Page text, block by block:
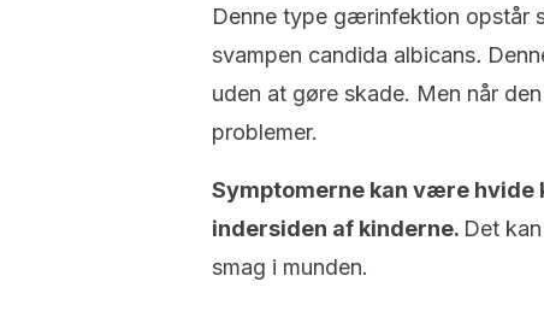
Denne type gærinfektion opstår
svampen candida albicans.
uden at gøre skade. Men når
problemer.
Symptomerne kan være hvide
indersiden af kinderne. Det
smag i munden.